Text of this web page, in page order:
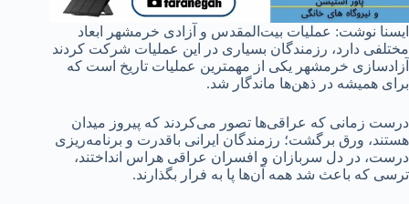
ایسنا نوشت: عملیات بیت‌المقدس و آزادی خرمشهر ابعاد
مختلفی دارد، رزمندگان بسیاری در این عملیات شرکت کردند
آزادسازی خرمشهر یکی از مهمترین عملیات تاریخ‌ است که
برای همیشه در ذهن‌ها ماندگار شد.
درست زمانی که عراقی‌ها تصور می‌کردند که پیروز میدان
هستند، ورق برگشت؛ رزمندگان ایرانی باقدرت و برنامه‌ریزی
درست، در دل سربازان و افسران عراقی هراس انداختند،
ترسی که باعث شد همه آن‌ها پا به فرار بگذارند.